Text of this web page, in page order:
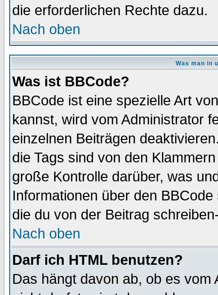
die erforderlichen Rechte dazu.
Nach oben
Was man in
Was ist BBCode?
BBCode ist eine spezielle Art
kannst, wird vom Administrator
einzelnen Beiträgen
die Tags sind von den
große Kontrolle darüber, was
Informationen über den
die du von der Beitrag
Nach oben
Darf ich HTML benutzen?
Das hängt davon ab, ob es